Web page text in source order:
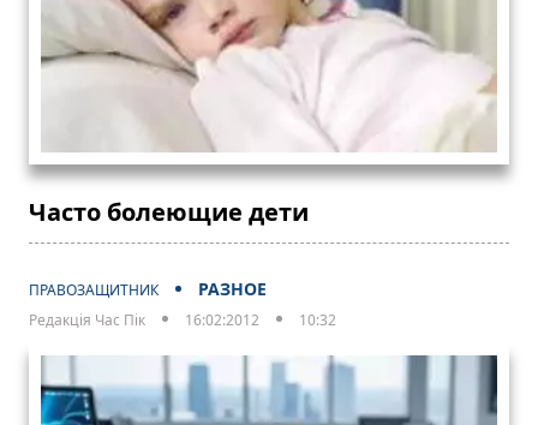
Часто болеющие дети
ПРАВОЗАЩИТНИК РАЗНОЕ
Редакція Час Пік 16:02:2012 10:32